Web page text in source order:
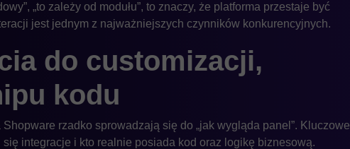
„to zależy od modułu”, to znaczy, że platforma przestaje być
jest jednym z najważniejszych czynników konkurencyjnych.
do customizacji,
kodu
rzadko sprowadzają się do „jak wygląda panel”. Kluczowe
integracje i kto realnie posiada kod oraz logikę biznesową.